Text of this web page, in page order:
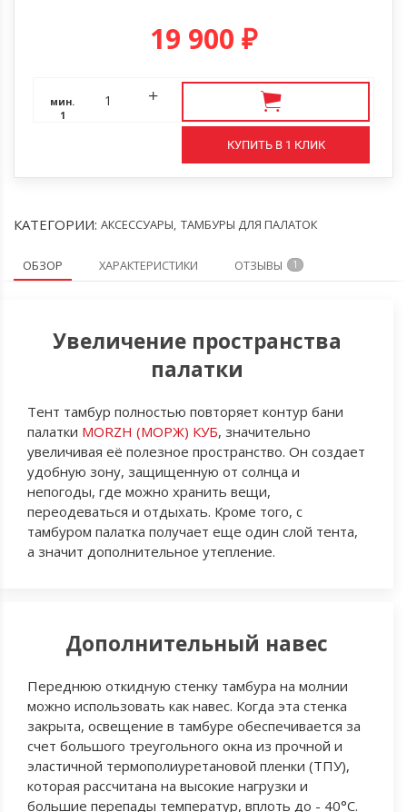
19 900 ₽
мин.
1
КУПИТЬ В 1 КЛИК
КАТЕГОРИИ: АКСЕССУАРЫ ТАМБУРЫ ДЛЯ ПАЛАТОК
ОБЗОР ХАРАКТЕРИСТИКИ ОТЗЫВЫ 1
Увеличение пространства
палатки
Тент тамбур полностью повторяет контур бани
палатки MORZH (МОРЖ) КУБ, значительно
увеличивая её полезное пространство. Он создает
удобную зону, защищенную от солнца и
непогоды, где можно хранить вещи,
переодеваться и отдыхать. Кроме того, с
тамбуром палатка получает еще один слой тента,
а значит дополнительное утепление.
Дополнительный навес
Переднюю откидную стенку тамбура на молнии
можно использовать как навес. Когда эта стенка
закрыта, освещение в тамбуре обеспечивается за
счет большого треугольного окна из прочной и
эластичной термополиуретановой пленки (ТПУ),
которая рассчитана на высокие нагрузки и
большие перепады температур, вплоть до - 40°C.